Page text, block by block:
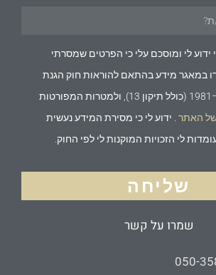
לי ומוסכם עלי כי הפרטים שמסרתי
במאגר מידע בהתאם להוראות חוק הגנת
של האתר . ידוע לי כי מסירת המידע נעשית
לי הזכויות המוקנות לי לפי החוק.
שליחה
שמרו על קשר
050-